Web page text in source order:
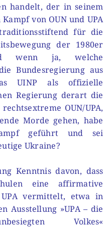
handelt, der in seinem
von OUN und UPA
für die
der 1980er
wenn ja, welche
Bundesregierung aus
UINP als offizielle
Regierung derart die
OUN/UPA,
Morde gehen, habe
geführt und sei
Ukraine?
Kenntnis davon, dass
eine affirmative
vermittelt, etwa in
Ausstellung »UPA – die
Volkes«